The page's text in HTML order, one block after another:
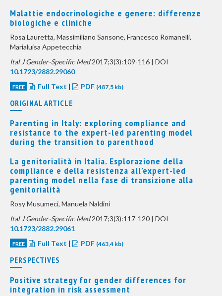
Malattie endocrinologiche e genere: differenze
biologiche e cliniche
Rosa Lauretta, Massimiliano Sansone, Francesco Romanelli,
Marialuisa Appetecchia
Ital J Gender-Specific Med2017;3(3):109-116 | DOI
10.1723/2882.29060
FREE Full Text | PDF (487,5 kb)
ORIGINAL ARTICLE
Parenting in Italy: exploring compliance and
resistance to the expert-led parenting model
during the transition to parenthood
La genitorialità in Italia. Esplorazione della
compliance e della resistenza all’expert-led
parenting model nella fase di transizione alla
genitorialità
Rosy Musumeci, Manuela Naldini
Ital J Gender-Specific Med2017;3(3):117-120 | DOI
10.1723/2882.29061
FREE Full Text | PDF (463,4 kb)
PERSPECTIVES
Positive strategy for gender differences for
integration in risk assessment